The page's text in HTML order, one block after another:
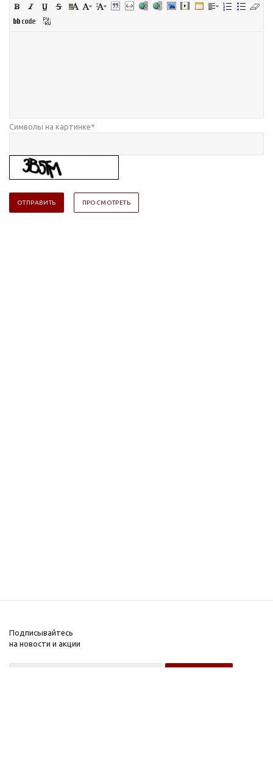
Символы на картинке*
Подписывайтесь
на новости и акции